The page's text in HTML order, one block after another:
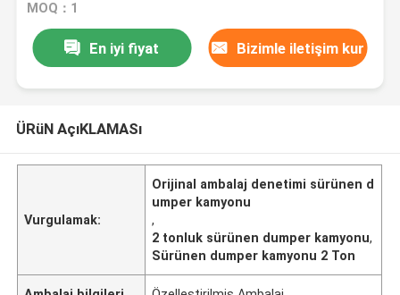
MOQ：1
En iyi fiyat Bizimle iletişim kur
ÜRüN AçıKLAMASı
Vurgulamak:
Orijinal ambalaj denetimi sürünen d
umper kamyonu
,
2 tonluk sürünen dumper kamyonu,
Sürünen dumper kamyonu 2 Ton